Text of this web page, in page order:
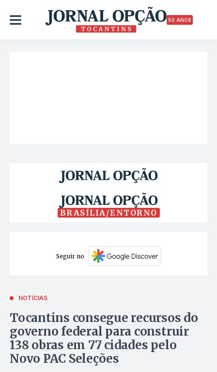
50 ANOS
BRASÍLIA/ENTORNO
Seguir no
NOTÍCIAS
Tocantins consegue recursos do
governo federal para construir
138 obras em 77 cidades pelo
Novo PAC Seleções